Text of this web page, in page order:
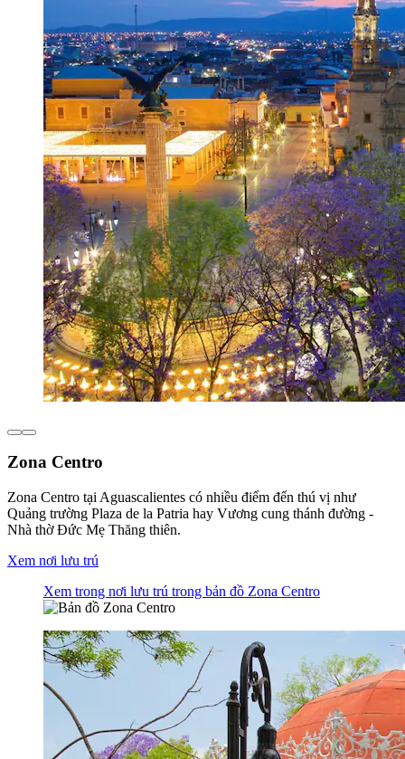
Zona Centro
Zona Centro tại Aguascalientes có nhiều điểm đến thú vị như
Quảng trường Plaza de la Patria hay Vương cung thánh đường -
Nhà thờ Đức Mẹ Thăng thiên.
Xem nơi lưu trú
Xem trong nơi lưu trú trong bản đồ Zona Centro